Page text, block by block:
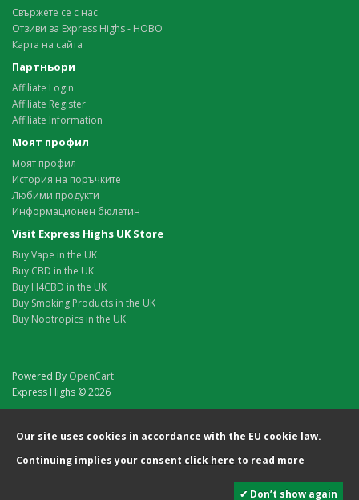
Свържете се с нас
Отзиви за Express Highs - НОВО
Карта на сайта
Партньори
Affiliate Login
Affiliate Register
Affiliate Information
Моят профил
Моят профил
История на поръчките
Любими продукти
Информационен бюлетин
Visit Express Highs UK Store
Buy Vape in the UK
Buy CBD in the UK
Buy H4CBD in the UK
Buy Smoking Products in the UK
Buy Nootropics in the UK
Powered By OpenCart
Express Highs © 2026
Our site uses cookies in accordance with the EU cookie law.
Continuing implies your consent click here to read more
✔ Don’t show again